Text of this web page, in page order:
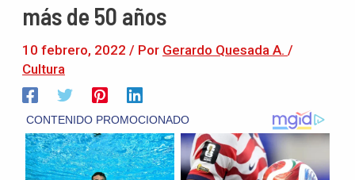
más de 50 años
10 febrero, 2022 / Por Gerardo Quesada A. /
Cultura